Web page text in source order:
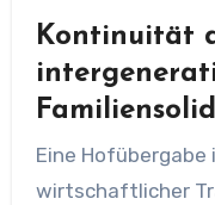
Kontinuität
Eine
wirtschaftlicher